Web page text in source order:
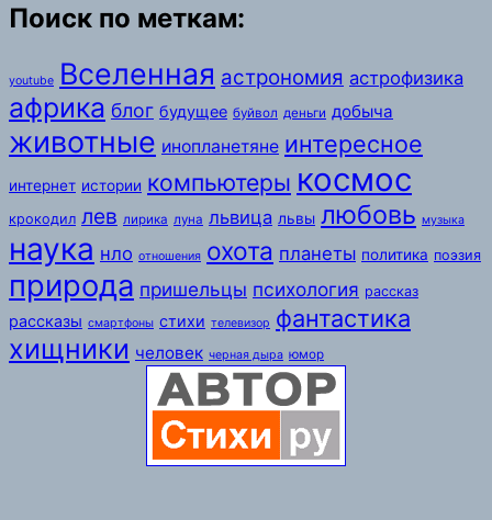
Поиск по меткам:
youtube Вселенная астрономия астрофизика
африка блог будущее буйвол деньги добыча
животные инопланетяне интересное
интернет истории компьютеры космос
крокодил лев лирика луна львица львы любовь музыка
наука нло отношения охота планеты политика поэзия
природа пришельцы психология рассказ
рассказы смартфоны стихи телевизор фантастика
хищники человек черная дыра юмор